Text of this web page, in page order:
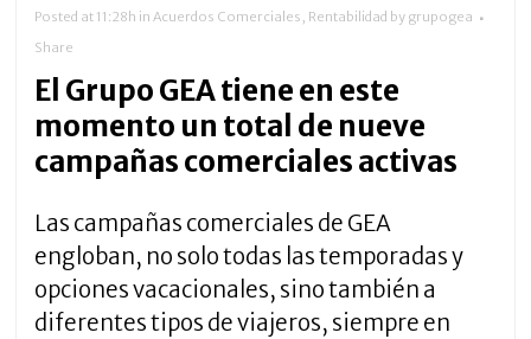
Posted at 11:28h inAcuerdos Comerciales , Rentabilidad by grupogea
Share
El Grupo GEA tiene en este
momento un total de nueve
campañas comerciales activas
Las campañas comerciales de GEA
engloban, no solo todas las temporadas y
opciones vacacionales, sino también a
diferentes tipos de viajeros, siempre en